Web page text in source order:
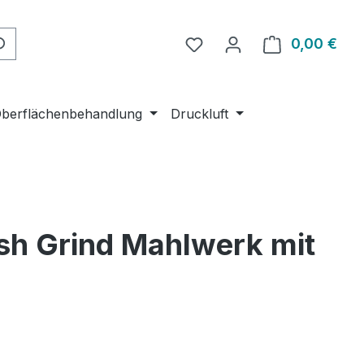
Du hast 0 Produkte auf
0,00 €
Druckluft
Grind Mahlwerk mit